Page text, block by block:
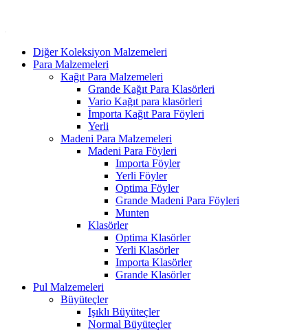
Diğer Koleksiyon Malzemeleri
Para Malzemeleri
Kağıt Para Malzemeleri
Grande Kağıt Para Klasörleri
Vario Kağıt para klasörleri
İmporta Kağıt Para Föyleri
Yerli
Madeni Para Malzemeleri
Madeni Para Föyleri
Importa Föyler
Yerli Föyler
Optima Föyler
Grande Madeni Para Föyleri
Munten
Klasörler
Optima Klasörler
Yerli Klasörler
Importa Klasörler
Grande Klasörler
Pul Malzemeleri
Büyüteçler
Işıklı Büyüteçler
Normal Büyüteçler